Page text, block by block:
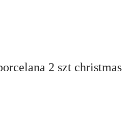
2 szt christmas